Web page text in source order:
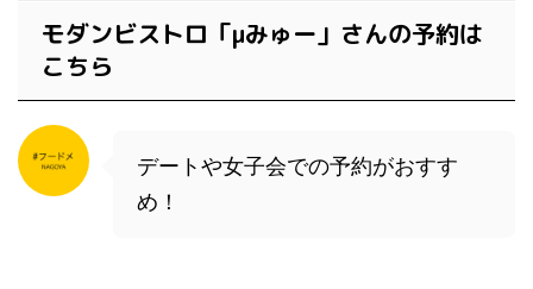
モダンビストロ「μみゅー」さんの予約は
こちら
デートや女子会での予約がおすす
め！